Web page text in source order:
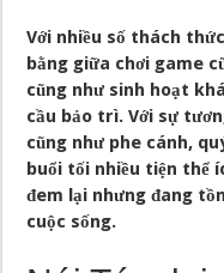
Với nhiều số thách
bằng giữa chơi game
cũng như sinh hoạt
cầu bảo trì. Với sự
cũng như phe cánh,
buổi tối nhiều tiện thể
đem lại nhưng đang
cuộc sống.